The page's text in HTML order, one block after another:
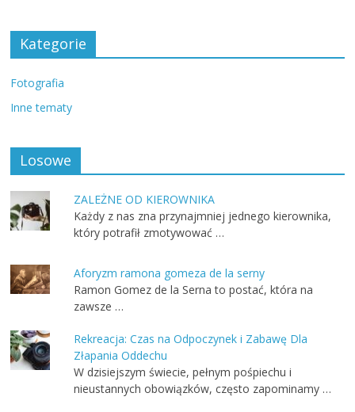
Kategorie
Fotografia
Inne tematy
Losowe
ZALEŻNE OD KIEROWNIKA
Każdy z nas zna przynajmniej jednego kierownika,
który potrafił zmotywować …
Aforyzm ramona gomeza de la serny
Ramon Gomez de la Serna to postać, która na
zawsze …
Rekreacja: Czas na Odpoczynek i Zabawę Dla
Złapania Oddechu
W dzisiejszym świecie, pełnym pośpiechu i
nieustannych obowiązków, często zapominamy …